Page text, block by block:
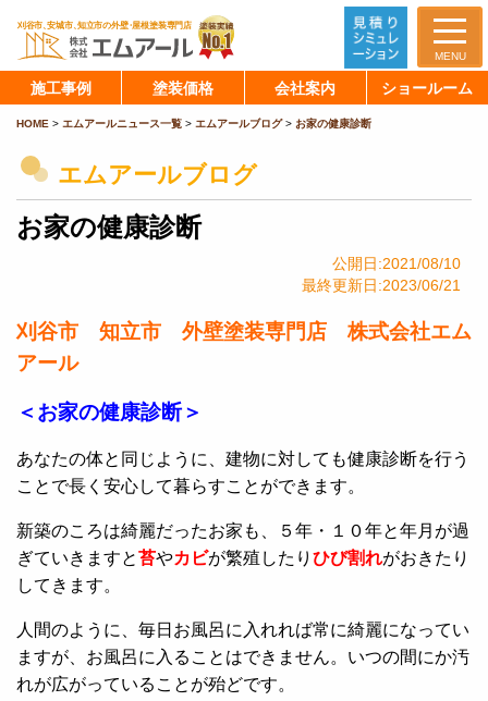
MENU
施工事例 塗装価格 会社案内 ショールーム
HOME > エムアールニュース一覧 > エムアールブログ> お家の健康診断
エムアールブログ
お家の健康診断
公開日:2021/08/10
最終更新日:2023/06/21
刈谷市 知立市 外壁塗装専門店 株式会社エム
アール
＜お家の健康診断＞
あなたの体と同じように、建物に対しても健康診断を行う
ことで長く安心して暮らすことができます。
新築のころは綺麗だったお家も、５年・１０年と年月が過
ぎていきますと苔やカビが繁殖したり ひび割れがおきたり
してきます。
人間のように、毎日お風呂に入れれば常に綺麗になってい
ますが、お風呂に入ることはできません。いつの間にか汚
れが広がっていることが殆どです。